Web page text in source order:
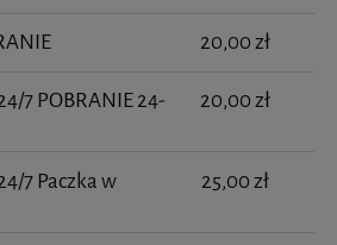
20,00 zł
7 POBRANIE 24- 20,00 zł
7 Paczka w 25,00 zł